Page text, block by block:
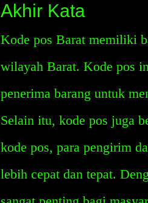
Akhir Kata
Kode pos Barat memiliki
wilayah Barat. Kode pos
penerima barang untuk
Selain itu, kode pos juga
kode pos, para pengirim
lebih cepat dan tepat.